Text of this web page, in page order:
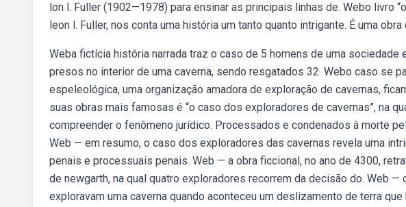
lon l. Fuller (1902—1978) para ensinar as principais linhas de. Webo livro
leon l. Fuller, nos conta uma história um tanto quanto intrigante. É uma
Weba fictícia história narrada traz o caso de 5 homens de uma
presos no interior de uma caverna, sendo resgatados 32. Webo caso se
espeleológica, uma organização amadora de exploração de cavernas,
suas obras mais famosas é “o caso dos exploradores de cavernas”, na
compreender o fenômeno jurídico. Processados e condenados à morte
Web — em resumo, o caso dos exploradores das cavernas revela uma
penais e processuais penais. Web — a obra ficcional, no ano de 4300,
de newgarth, na qual quatro exploradores recorrem da decisão do. Web
exploravam uma caverna quando aconteceu um deslizamento de terra